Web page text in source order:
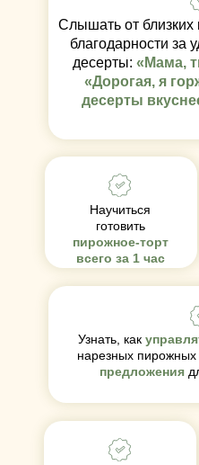
Слышать от
благодарности за
десерты: «Мама,
«Дорогая, я
десерты
Узнать, как
нарезных пирожных
предложения
Научиться
готовить
пирожное-торт
всего за 1 час